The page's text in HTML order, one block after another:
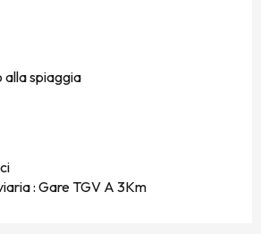
spiaggia
: Gare TGV A 3Km